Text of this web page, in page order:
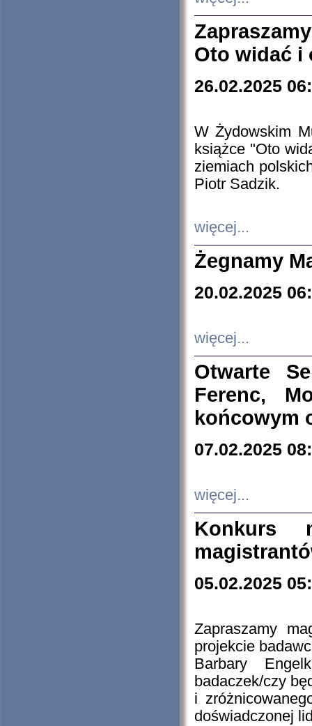
Oto widać i
26.02.2025
W Żydowskim
książce "Oto
ziemiach
Piotr Sadzik.
więcej...
Żegnamy
20.02.2025
więcej...
Otwarte
Ferenc,
końcowym
07.02.2025
więcej...
Konkurs
05.02.2025
Zapraszamy
projekcie
Barbary
badaczek/czy
i
doświadczonej